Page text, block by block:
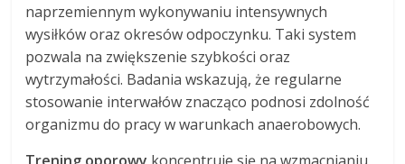
naprzemiennym wykonywaniu intensywnych
wysiłków oraz okresów odpoczynku. Taki system
pozwala na zwiększenie szybkości oraz
wytrzymałości. Badania wskazują, że regularne
stosowanie interwałów znacząco podnosi zdolność
organizmu do pracy w warunkach anaerobowych.